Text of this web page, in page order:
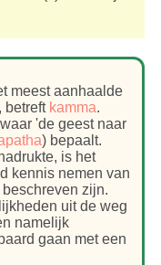
meest aanhaalde
betreft kamma.
'de geest naar
) bepaalt.
is het
kennis nemen van
zijn.
uit de weg
namelijk
gaan met een